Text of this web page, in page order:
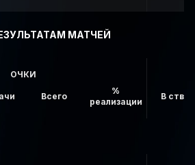
МАТЧЕЙ
ОЧКИ
Всего
%
реализации
В створ